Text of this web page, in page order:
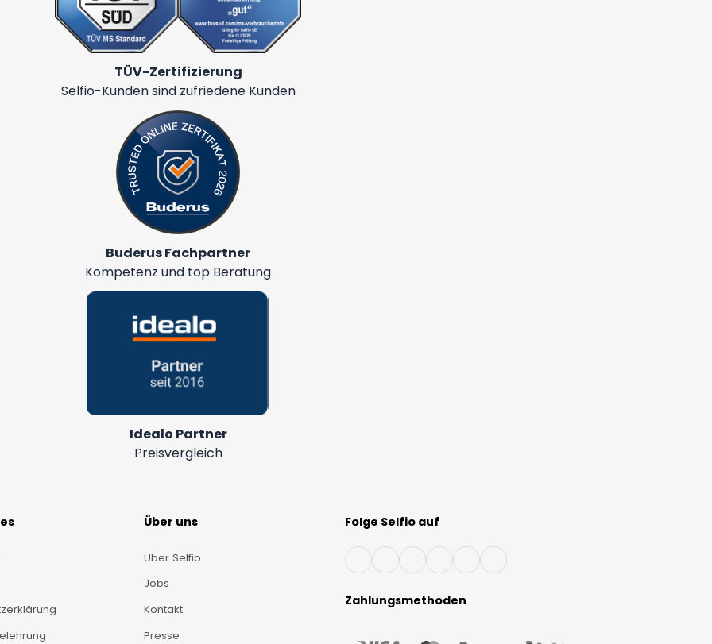
TÜV-Zertifizierung
Selfio-Kunden sind zufriedene Kunden
Buderus Fachpartner
Kompetenz und top Beratung
Idealo Partner
Preisvergleich
Über uns
Über Selfio
Jobs
Kontakt
Presse
Folge Selfio auf
Zahlungsmethoden